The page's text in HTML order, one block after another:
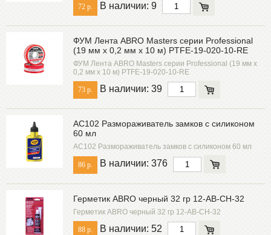
72 р. В наличии: 9
ФУМ Лента ABRO Masters серии Professional
(19 мм х 0,2 мм х 10 м) PTFE-19-020-10-RE
ФУМ Лента ABRO Masters серии Professional (19 мм х
0,2 мм х 10 м) PTFE-19-020-10-RE
73 р. В наличии: 39
AC102 Размораживатель замков с силиконом
60 мл
AC102 Размораживатель замков с силиконом 60 мл
86 р. В наличии: 376
Герметик ABRO черный 32 гр 12-AB-CH-32
Герметик ABRO черный 32 гр 12-AB-CH-32
88 р. В наличии: 52